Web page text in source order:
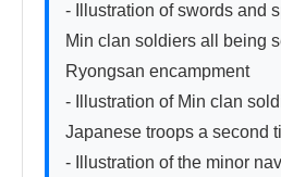
- Illustration of swords and
Min clan soldiers all being
Ryongsan encampment
- Illustration of Min clan
Japanese troops a second
- Illustration of the minor